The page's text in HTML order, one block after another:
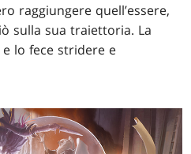
raggiungere quell’essere,
sulla sua traiettoria. La
lo fece stridere e